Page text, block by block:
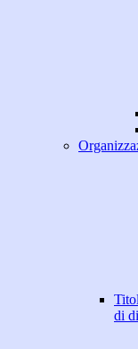
di